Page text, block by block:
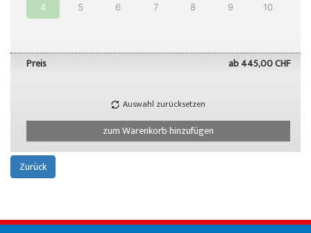
4 5 6 7 8 9 10
Preis ab445,00 CHF
Auswahl zurücksetzen
zum Warenkorb hinzufügen
Zurück